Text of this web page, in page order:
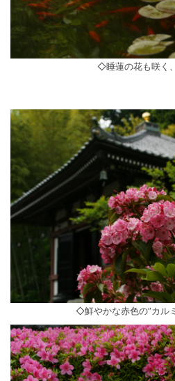
◇睡蓮の花も咲く
◇鮮やかな赤色の”カル